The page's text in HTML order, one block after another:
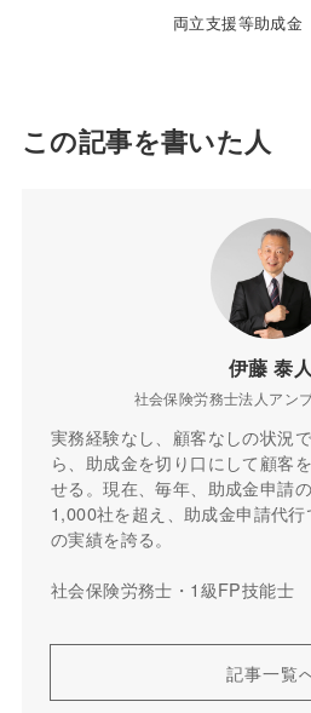
両立支援等助成金
この記事を書いた人
伊藤 泰人
社会保険労務士法人アン
実務経験なし、顧客なしの状況
ら、助成金を切り口にして顧客
せる。現在、毎年、助成金申請
1,000社を超え、助成金申請代
の実績を誇る。
社会保険労務士・1級FP技能士
記事一覧